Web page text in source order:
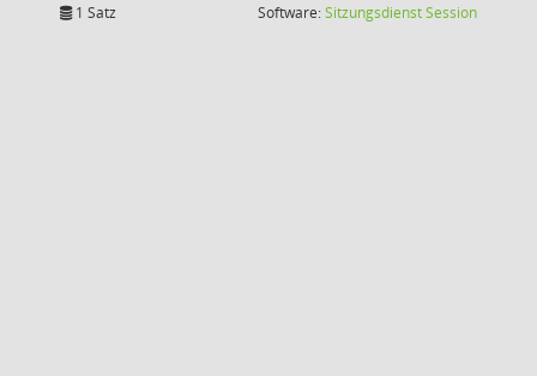
1 Satz Software:SitzungsdienstSession(Wird in